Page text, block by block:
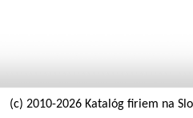
(c) 2010-2026 Katalóg firiem na